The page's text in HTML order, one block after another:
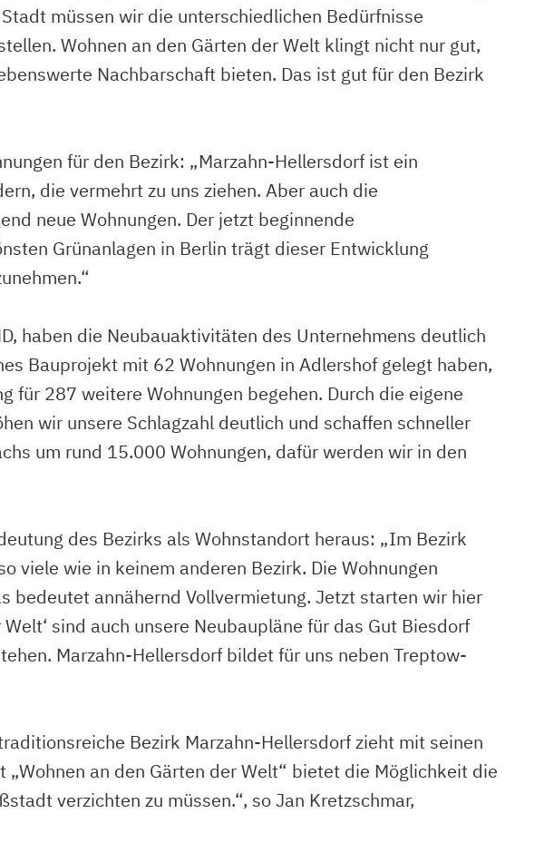
müssen wir die unterschiedlichen Bedürfnisse
Wohnen an den Gärten der Welt klingt nicht nur gut,
Nachbarschaft bieten. Das ist gut für den Bezirk
für den Bezirk: „Marzahn-Hellersdorf ist ein
die vermehrt zu uns ziehen. Aber auch die
neue Wohnungen. Der jetzt beginnende
Grünanlagen in Berlin trägt dieser Entwicklung
haben die Neubauaktivitäten des Unternehmens deutlich
Bauprojekt mit 62 Wohnungen in Adlershof gelegt haben,
287 weitere Wohnungen begehen. Durch die eigene
wir unsere Schlagzahl deutlich und schaffen schneller
um rund 15.000 Wohnungen, dafür werden wir in den
des Bezirks als Wohnstandort heraus: „Im Bezirk
viele wie in keinem anderen Bezirk. Die Wohnungen
bedeutet annähernd Vollvermietung. Jetzt starten wir hier
sind auch unsere Neubaupläne für das Gut Biesdorf
Marzahn-Hellersdorf bildet für uns neben Treptow-
Bezirk Marzahn-Hellersdorf zieht mit seinen
an den Gärten der Welt“ bietet die Möglichkeit die
verzichten zu müssen.“, so Jan Kretzschmar,